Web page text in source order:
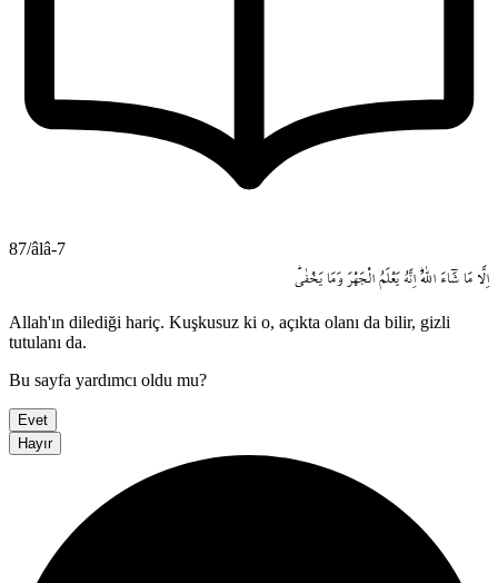
87/âlâ-7
اِلَّا مَا شَٓاءَ اللّٰهُۜ اِنَّهُ يَعْلَمُ الْجَهْرَ وَمَا يَخْفٰىۜ
Allah'ın dilediği hariç. Kuşkusuz ki o, açıkta olanı da bilir, gizli
tutulanı da.
Bu sayfa yardımcı oldu mu?
Evet
Hayır